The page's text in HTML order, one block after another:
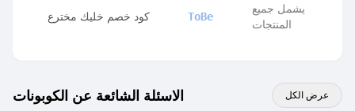
كود خصم خليك مخترع ToBe
يشمل جميع
المنتجات
الاسئلة الشائعة عن الكوبونات عرض الكل